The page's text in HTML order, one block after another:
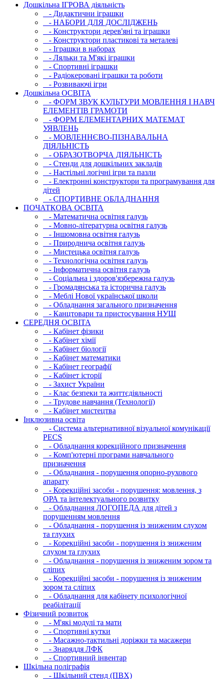
Дошкільна ІГРОВА діяльність
- Дидактични іграшки
- НАБОРИ ДЛЯ ДОСЛІДЖЕНЬ
- Конструктори дерев'яні та іграшки
- Конструктори пластикові та металеві
- Іграшки в наборах
- Ляльки та М'які іграшки
- Спортивні іграшки
- Радіокеровані іграшки та роботи
- Розвиваючі ігри
Дошкільна ОСВIТА
- ФОРМ ЗВУК КУЛЬТУРИ МОВЛЕННЯ І НАВЧ
ЕЛЕМЕНТІВ ГРАМОТИ
- ФОРМ ЕЛЕМЕНТАРНИХ МАТЕМАТ
УЯВЛЕНЬ
- МОВЛЕННЄВО-ПІЗНАВАЛЬНА
ДІЯЛЬНІСТЬ
- ОБРАЗОТВОРЧА ДІЯЛЬНІСТЬ
- Стенди для дошкільних закладів
- Настільні логічні ігри та пазли
- Електронні конструктори та програмування для
дітей
- СПОРТИВНЕ ОБЛАДНАННЯ
ПОЧАТКОВА ОСВIТА
- Математична освітня галузь
- Мовно-літературна освітня галузь
- Iншомовна освітня галузь
- Природнича освітня галузь
- Мистецька освітня галузь
- Технологічна освітня галузь
- Інфopматична освітня галузь
- Соціальна і здоров'язбережна галузь
- Громадянська та історична галузь
- Меблі Нової української школи
- Обладнання загального призначення
- Канцтовари та пристосування НУШ
СЕРЕДНЯ ОСВIТА
- Кабінет фізики
- Кабінет хімії
- Кабінет біології
- Кабінет математики
- Кабінет географії
- Кабінет історії
- Захист України
- Клас безпеки та життєдіяльності
- Трудове навчання (Технології)
- Кабінет мистецтва
Інклюзивна освіта
- Система альтернативної візуальної комунікації
PECS
- Обладнання корекційного призначення
- Комп'ютерні програми навчального
призначення
- Обладнання - порушення опорно-рухового
апарату
- Корекційні засоби - порушення: мовлення, з
ОРА та інтелектуального розвитку
- Обладнання ЛОГОПЕДА для дітей з
порушенням мовлення
- Обладнання - порушення із зниженим слухом
та глухих
- Корекційні засоби - порушення із зниженим
слухом та глухих
- Обладнання - порушення із зниженим зором та
сліпих
- Корекційні засоби - порушення із зниженим
зором та сліпих
- Обладнання для кабінету психологічної
реабілітації
Фізичний розвиток
- М'які модулi та мати
- Спортивні кутки
- Масажно-тактильні доріжки та масажери
- Знаряддя ЛФК
- Спортивний інвентар
Шкільна поліграфія
- Шкільний стенд (ПВХ)